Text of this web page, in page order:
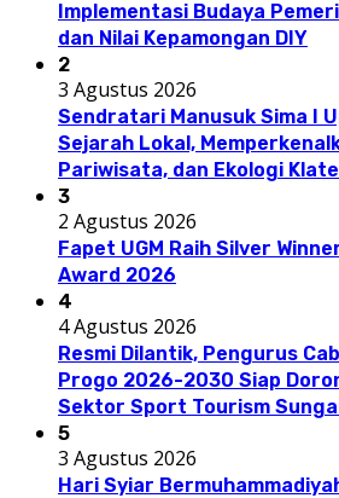
Implementasi Budaya
dan Nilai Kepamongan DIY
2
3 Agustus 2026
Sendratari Manusuk Sima I
Sejarah Lokal,
Pariwisata, dan Ekologi
3
2 Agustus 2026
Fapet UGM Raih Silver
Award 2026
4
4 Agustus 2026
Resmi Dilantik, Pengurus
Progo 2026-2030 Siap
Sektor Sport Tourism
5
3 Agustus 2026
Hari Syiar